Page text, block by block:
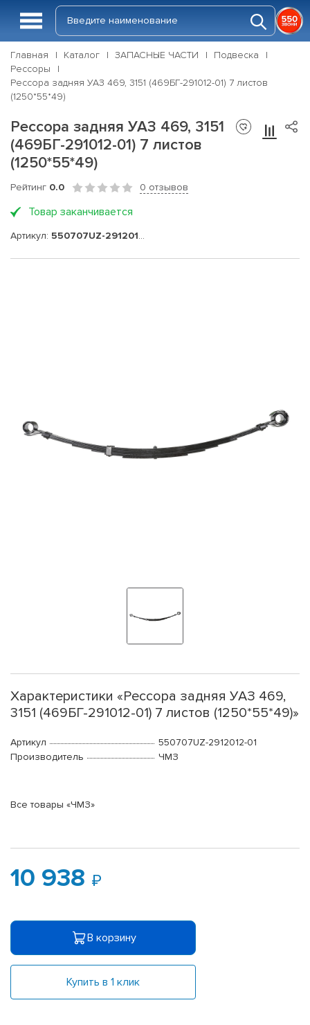
Главная Каталог ЗАПАСНЫЕ ЧАСТИ
Подвеска
Рессоры
Рессора задняя УАЗ 469, 3151 (469БГ-291012-01) 7 листов
(1250*55*49)
Рессора задняя УАЗ 469, 3151
(469БГ-291012-01) 7 листов
(1250*55*49)
Рейтинг 0.0 0 отзывов
Товар заканчивается
Артикул: 550707UZ-2912012-01
Характеристики «Рессора задняя УАЗ 469,
3151 (469БГ-291012-01) 7 листов (1250*55*49)»
Артикул
550707UZ-2912012-01
Производитель
ЧМЗ
Все товары «ЧМЗ»
10 938
В корзину
Купить в 1 клик